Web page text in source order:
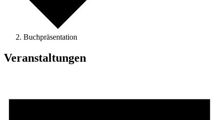
Buchpräsentation
Veranstaltungen